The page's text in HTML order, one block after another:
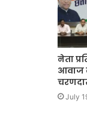
नेता
आवाज
July